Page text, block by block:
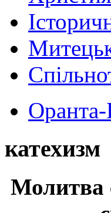
катехизм
Молитва